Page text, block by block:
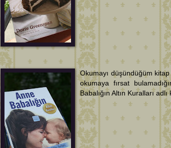
Okumayı düşündüğüm
okumaya fırsat
Babalığın Altın Kuralları adlı